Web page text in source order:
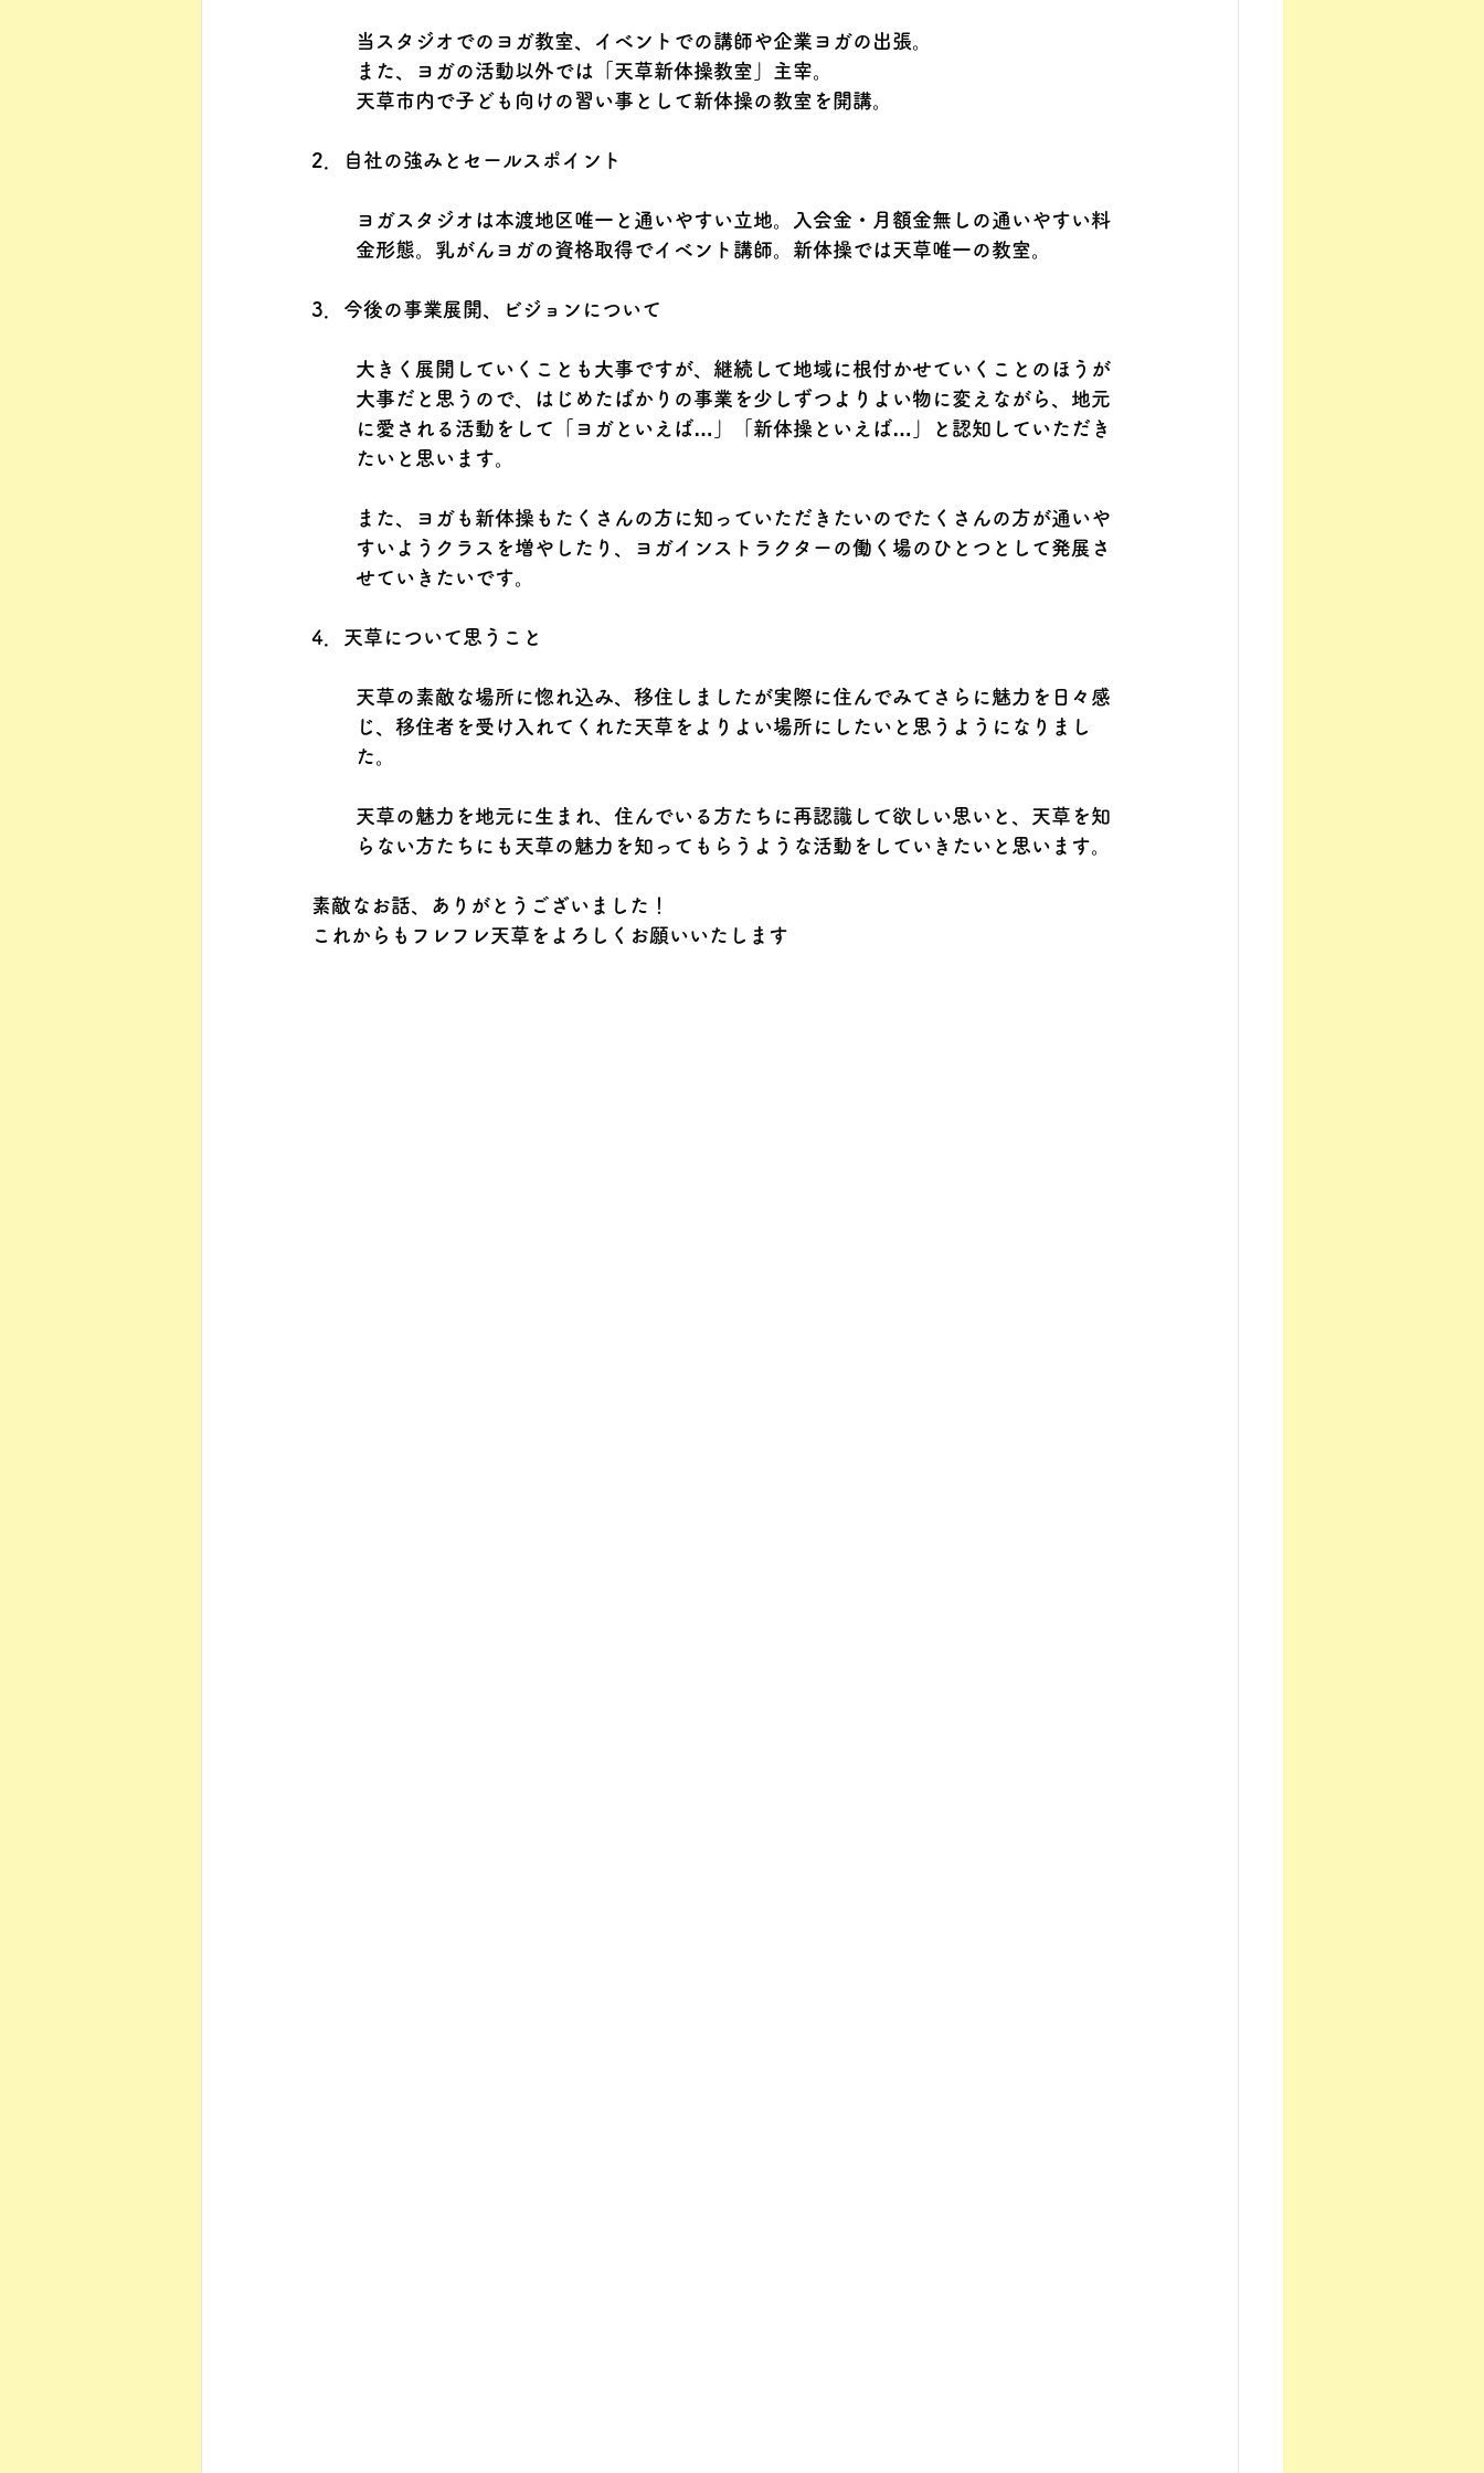
当スタジオでのヨガ教室、イベントでの講師や企業ヨガの出張。
また、ヨガの活動以外では「天草新体操教室」主宰。
天草市内で子ども向けの習い事として新体操の教室を開講。
2．自社の強みとセールスポイント
ヨガスタジオは本渡地区唯一と通いやすい立地。入会金・月額金無しの通いやすい料
金形態。乳がんヨガの資格取得でイベント講師。新体操では天草唯一の教室。
3．今後の事業展開、ビジョンについて
大きく展開していくことも大事ですが、継続して地域に根付かせていくことのほうが
大事だと思うので、はじめたばかりの事業を少しずつよりよい物に変えながら、地元
に愛される活動をして「ヨガといえば…」「新体操といえば…」と認知していただき
たいと思います。
また、ヨガも新体操もたくさんの方に知っていただきたいのでたくさんの方が通いや
すいようクラスを増やしたり、ヨガインストラクターの働く場のひとつとして発展さ
せていきたいです。
4．天草について思うこと
天草の素敵な場所に惚れ込み、移住しましたが実際に住んでみてさらに魅力を日々感
じ、移住者を受け入れてくれた天草をよりよい場所にしたいと思うようになりまし
た。
天草の魅力を地元に生まれ、住んでいる方たちに再認識して欲しい思いと、天草を知
らない方たちにも天草の魅力を知ってもらうような活動をしていきたいと思います。
素敵なお話、ありがとうございました！
これからもフレフレ天草をよろしくお願いいたします